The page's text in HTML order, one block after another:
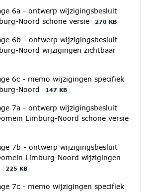
6a - ontwerp wijzigingsbesluit
Noord schone versie
270 KB
6b - ontwerp wijzigingsbesluit
Noord wijzigingen zichtbaar
6c - memo wijzigingen specifiek
Noord
147 KB
7a - ontwerp wijzigingsbesluit
Limburg-Noord schone versie
7b - ontwerp wijzigingsbesluit
Limburg-Noord wijzigingen
225 KB
7c - memo wijzigingen specifiek